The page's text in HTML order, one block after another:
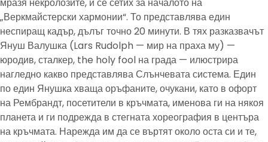
„Веркмайстерски хармонии“. То представлява един
неспиращ кадър, дълъг точно 20 минути. В тях разказвачът
Януш Валушка (Lars Rudolph — мир на праха му) —
юродив, сталкер, the holy fool на града — илюстрира
нагледно какво представлява Слънчевата система. Един
по един Янушка хваща оръфаните, очукани, като в офорт
на Рембрандт, посетители в кръчмата, именова ги на някоя
планета и ги подрежда в стегната хореография в центъра
на кръчмата. Нарежда им да се въртят около оста си и те,